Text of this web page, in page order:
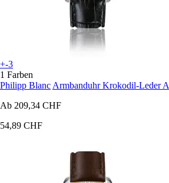
+-3
1 Farben
Philipp Blanc Armbanduhr Krokodil-Leder
Ab 209,34 CHF
54,89 CHF